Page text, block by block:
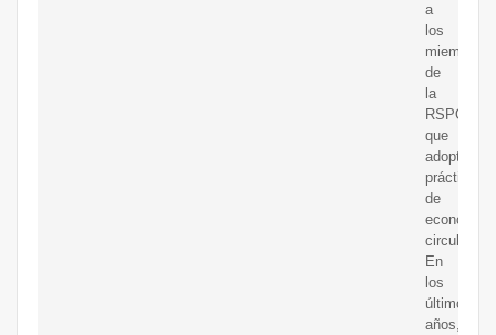
a
los
miembros
de
la
RSPO
que
adoptan
prácticas
de
economía
circular.
En
los
últimos
años,